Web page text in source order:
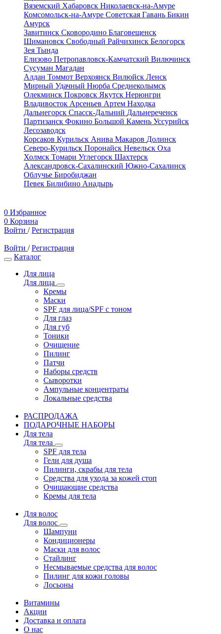
Вяземский Хабаровск Николаевск-на-Амуре
Комсомольск-на-Амуре Советская Гавань Бикин
Амурск
Завитинск Сковородино Благовещенск
Шимановск Свободный Райчихинск Белогорск
Зея Тында
Елизово Петропавловск-Камчатский Вилючинск
Сусуман Магадан
Алдан Томмот Верхоянск Вилюйск Ленск
Мирный Удачный Нюрба Среднеколымск
Олекминск Покровск Якутск Нерюнгри
Владивосток Арсеньев Артем Находка
Дальнегорск Спасск-Дальний Дальнереченск
Партизанск Фокино Большой Камень Уссурийск
Лесозаводск
Корсаков Курильск Анива Макаров Долинск
Северо-Курильск Поронайск Невельск Оха
Холмск Томари Углегорск Шахтерск
Александровск-Сахалинский Южно-Сахалинск
Облучье Биробиджан
Певек Билибино Анадырь
0 Избранное
0 Корзина
Войти / Регистрация
Войти / Регистрация
Каталог
Для лица
Для лица
Кремы
Маски
SPF для лица/SPF с тоном
Для глаз
Для губ
Тоники
Очищение
Пилинг
Патчи
Наборы средств
Сыворотки
Ампульные концентраты
Локальные средства
РАСПРОДАЖА
ПОДАРОЧНЫЕ НАБОРЫ
Для тела
Для тела
SPF для тела
Гели для душа
Пилинги, скрабы для тела
Средства для ухода за кожей стоп
Очищающие средства
Кремы для тела
Для волос
Для волос
Шампуни
Кондиционеры
Маски для волос
Стайлинг
Несмываемые средства для волос
Пилинг для кожи головы
Лосьоны
Витамины
Акции
Доставка и оплата
О нас